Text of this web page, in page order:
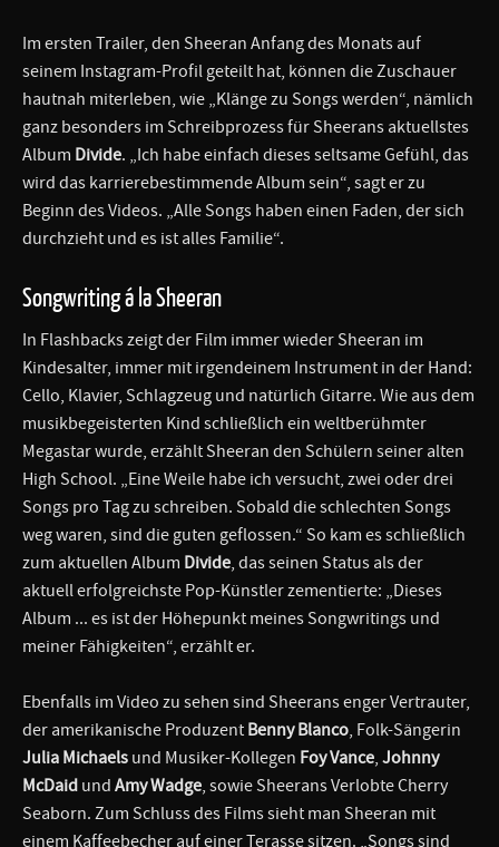
Im ersten Trailer, den Sheeran Anfang des Monats auf
seinem Instagram-Profil geteilt hat, können die Zuschauer
hautnah miterleben, wie „Klänge zu Songs werden“, nämlich
ganz besonders im Schreibprozess für Sheerans aktuellstes
Album Divide. „Ich habe einfach dieses seltsame Gefühl, das
wird das karrierebestimmende Album sein“, sagt er zu
Beginn des Videos. „Alle Songs haben einen Faden, der sich
durchzieht und es ist alles Familie“.
Songwriting á la Sheeran
In Flashbacks zeigt der Film immer wieder Sheeran im
Kindesalter, immer mit irgendeinem Instrument in der Hand:
Cello, Klavier, Schlagzeug und natürlich Gitarre. Wie aus dem
musikbegeisterten Kind schließlich ein weltberühmter
Megastar wurde, erzählt Sheeran den Schülern seiner alten
High School. „Eine Weile habe ich versucht, zwei oder drei
Songs pro Tag zu schreiben. Sobald die schlechten Songs
weg waren, sind die guten geflossen.“ So kam es schließlich
zum aktuellen Album Divide, das seinen Status als der
aktuell erfolgreichste Pop-Künstler zementierte: „Dieses
Album ... es ist der Höhepunkt meines Songwritings und
meiner Fähigkeiten“, erzählt er.
Ebenfalls im Video zu sehen sind Sheerans enger Vertrauter,
der amerikanische Produzent Benny Blanco, Folk-Sängerin
Julia Michaels und Musiker-Kollegen Foy Vance, Johnny
McDaid und Amy Wadge, sowie Sheerans Verlobte Cherry
Seaborn. Zum Schluss des Films sieht man Sheeran mit
einem Kaffeebecher auf einer Terasse sitzen. „Songs sind